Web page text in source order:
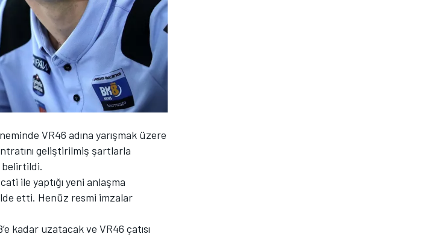
VR46 adına yarışmak üzere
geliştirilmiş şartlarla
belirtildi.
ile yaptığı yeni anlaşma
etti. Henüz resmi imzalar
kadar uzatacak ve VR46 çatısı